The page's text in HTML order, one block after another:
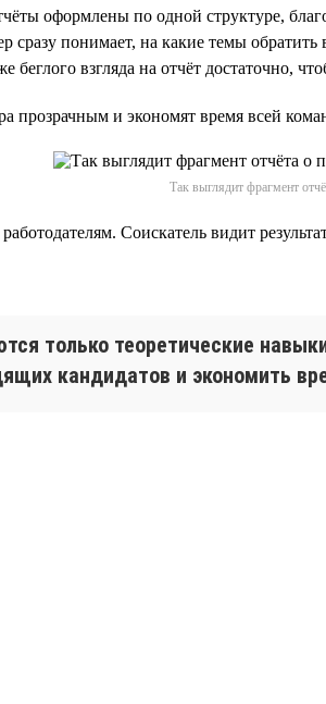
оформлены по одной структуре,
сразу понимает, на какие темы
беглого взгляда на отчёт достаточно,
прозрачным и экономят время всей
Так выглядит фрагмент
Соискатель видит
только теоретические
кандидатов и экономить